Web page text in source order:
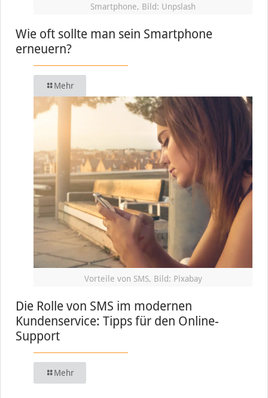
Smartphone, Bild: Unpslash
Wie oft sollte man sein Smartphone
erneuern?
Mehr
Vorteile von SMS, Bild: Pixabay
Die Rolle von SMS im modernen
Kundenservice: Tipps für den Online-
Support
Mehr